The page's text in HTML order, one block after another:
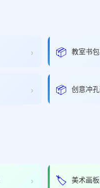
› 📦 教室书
› 📦 创意冲
› 🏷️ 美术画